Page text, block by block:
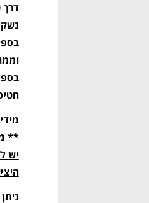
דרך 40
מידי יום יוצאות 2-3
**
יש